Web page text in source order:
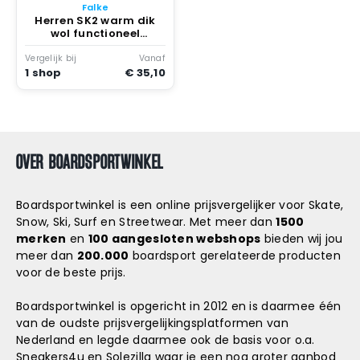
Falke
Herren SK2 warm dik
wol functioneel
materiaal skisokken
heren ocean Turkoois
Vergelijk bij
1 shop
Vanaf
€ 35,10
OVER BOARDSPORTWINKEL
Boardsportwinkel is een online prijsvergelijker voor Skate,
Snow, Ski, Surf en Streetwear. Met meer dan1500
merken en 100 aangesloten webshops bieden wij jou
meer dan 200.000 boardsport gerelateerde producten
voor de beste prijs.
Boardsportwinkel is opgericht in 2012 en is daarmee één
van de oudste prijsvergelijkingsplatformen van
Nederland en legde daarmee ook de basis voor o.a.